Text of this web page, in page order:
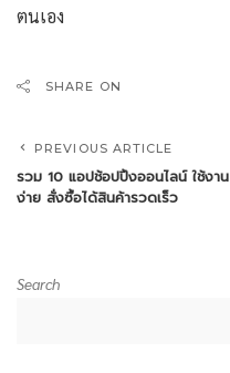
ตนเอง
SHARE ON
PREVIOUS ARTICLE
รวม 10 แอปช้อปปิ้งออนไลน์ ใช้งาน
ง่าย สั่งซื้อได้สินค้ารวดเร็ว
Search